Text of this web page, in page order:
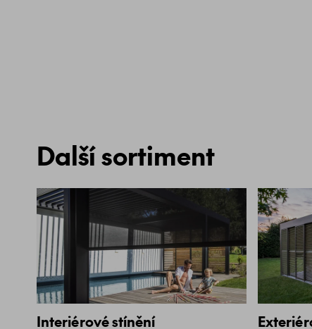
Další sortiment
Interiérové stínění